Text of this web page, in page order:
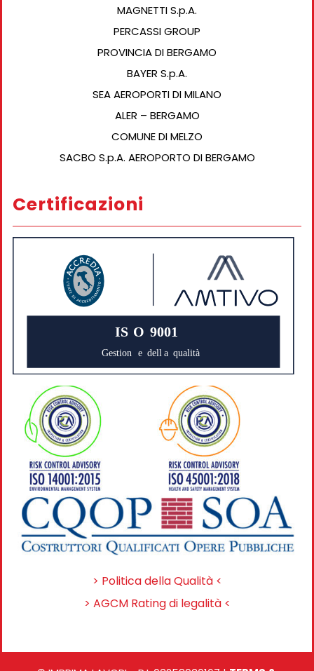
MAGNETTI S.p.A.
PERCASSI GROUP
PROVINCIA DI BERGAMO
BAYER S.p.A.
SEA AEROPORTI DI MILANO
ALER – BERGAMO
COMUNE DI MELZO
SACBO S.p.A. AEROPORTO DI BERGAMO
Certificazioni
> Politica della Qualità <
> AGCM Rating di legalità <